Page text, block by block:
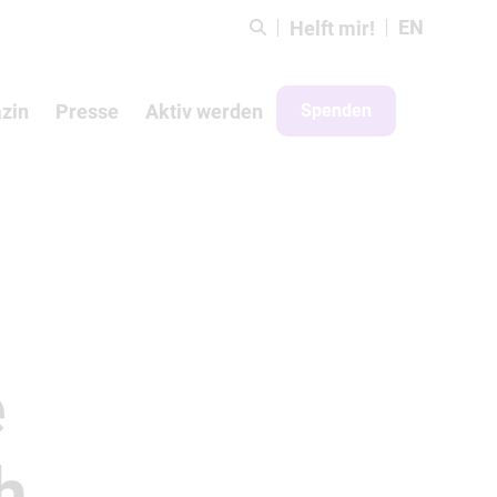
Helft mir! EN
Presse Aktiv werden Spenden